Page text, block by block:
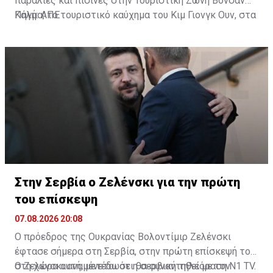
Κάλμα, το τουριστικό καύχημα του Κιμ Γιονγκ Ουν, στα
αναζητούν λίγη δροσιά.
Πηγή: ΑΠΕ
Στην Σερβία ο Ζελένσκι για την πρώτη
του επίσκεψη
07.08.2026 20:08
Ο πρόεδρος της Ουκρανίας Βολοντίμιρ Ζελένσκι
έφτασε σήμερα στη Σερβία, στην πρώτη επίσκεψή του
στη χώρα αυτή, μετέδωσε η σερβική τηλεόραση N1 TV.
Ο Ζελένσκι αναμένεται ότι θα συναντηθεί με τον